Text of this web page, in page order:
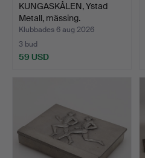
KUNGASKÅLEN, Ystad
Metall, mässing.
Klubbades 6 aug 2026
3 bud
59 USD